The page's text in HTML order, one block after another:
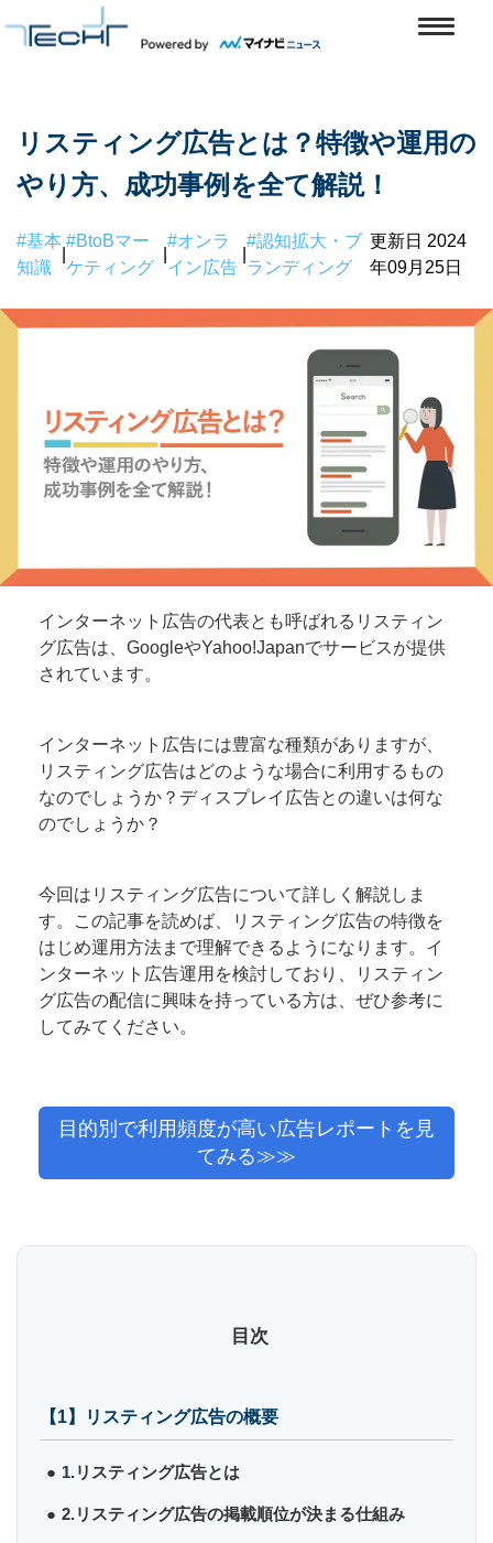
リスティング広告とは？特徴や運用の
やり方、成功事例を全て解説！
#基本
知識
#BtoBマー
ケティング
#オンラ
イン広告
#認知拡大・ブ
ランディング
更新日 2024
年09月25日
インターネット広告の代表とも呼ばれるリスティン
グ広告は、GoogleやYahoo!Japanでサービスが提供
されています。
インターネット広告には豊富な種類がありますが、
リスティング広告はどのような場合に利用するもの
なのでしょうか？ディスプレイ広告との違いは何な
のでしょうか？
今回はリスティング広告について詳しく解説しま
す。この記事を読めば、リスティング広告の特徴を
はじめ運用方法まで理解できるようになります。イ
ンターネット広告運用を検討しており、リスティン
グ広告の配信に興味を持っている方は、ぜひ参考に
してみてください。
目的別で利用頻度が高い広告レポートを見
てみる≫≫
目次
【1】リスティング広告の概要
1.リスティング広告とは
2.リスティング広告の掲載順位が決まる仕組み